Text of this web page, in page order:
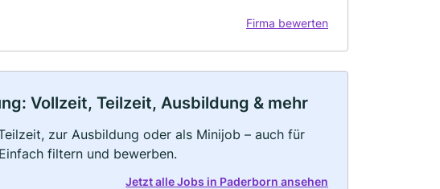
Firma bewerten
Vollzeit, Teilzeit, Ausbildung & mehr
zur Ausbildung oder als Minijob – auch für
filtern und bewerben.
Jetzt alle Jobs in Paderborn ansehen